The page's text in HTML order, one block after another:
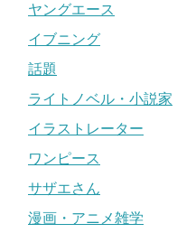
ヤングエース
イブニング
話題
ライトノベル・小説家
イラストレーター
ワンピース
サザエさん
漫画・アニメ雑学